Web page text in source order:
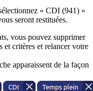
« CDI (941) »
seront restituées.
vous pouvez supprimer
et critères et relancer votre
apparaissent de la façon